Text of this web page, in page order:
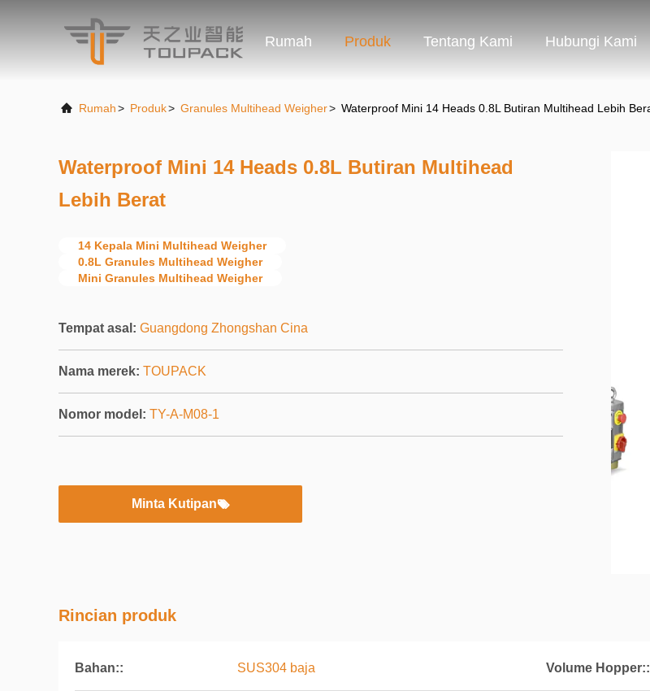
Rumah Produk Tentang Kami Hubungi Kami
Rumah> Produk> Granules Multihead Weigher> Waterproof Mini 14 Heads 0.8L Butiran Multihead Lebih
Waterproof Mini 14 Heads 0.8L Butiran Multihead
Lebih Berat
14 Kepala Mini Multihead Weigher
0.8L Granules Multihead Weigher
Mini Granules Multihead Weigher
Tempat asal: Guangdong Zhongshan Cina
Nama merek: TOUPACK
Nomor model: TY-A-M08-1
Minta Kutipan
Rincian produk
Bahan:: SUS304 baja Volume Hopper::